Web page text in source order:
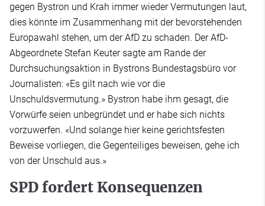
gegen Bystron und Krah immer wieder Vermutungen laut,
dies könnte im Zusammenhang mit der bevorstehenden
Europawahl stehen, um der AfD zu schaden. Der AfD-
Abgeordnete Stefan Keuter sagte am Rande der
Durchsuchungsaktion in Bystrons Bundestagsbüro vor
Journalisten: «Es gilt nach wie vor die
Unschuldsvermutung.» Bystron habe ihm gesagt, die
Vorwürfe seien unbegründet und er habe sich nichts
vorzuwerfen. «Und solange hier keine gerichtsfesten
Beweise vorliegen, die Gegenteiliges beweisen, gehe ich
von der Unschuld aus.»
SPD fordert Konsequenzen